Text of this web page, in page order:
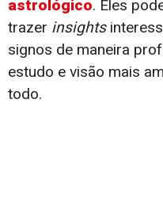
astrológico. Eles
trazer insights
signos de maneira
estudo e visão mais
todo.